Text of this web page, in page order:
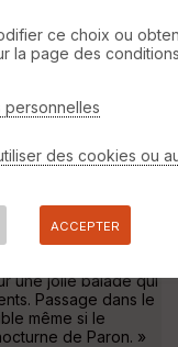
Villeroy
7 km 110 m
des glaciers où
attend les
depuis Paron
une jolie balade qui
Passage dans le
même si le
de Paron. »
ce choix ou
la page des
personnelles
des cookies ou
ACCEPTER